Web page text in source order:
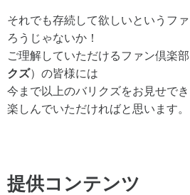
それでも存続して欲しいというフ
ろうじゃないか！
ご理解していただけるファン倶楽
クズ）の皆様には
今まで以上のバリクズをお見せで
楽しんでいただければと思います。
提供コンテンツ